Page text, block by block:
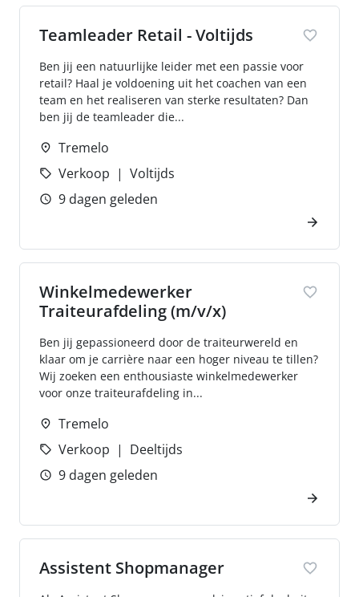
Teamleader Retail - Voltijds
Ben jij een natuurlijke leider met een passie voor
retail? Haal je voldoening uit het coachen van een
team en het realiseren van sterke resultaten? Dan
ben jij de teamleader die...
Tremelo
Verkoop
Voltijds
9 dagen geleden
Winkelmedewerker
Traiteurafdeling (m/v/x)
Ben jij gepassioneerd door de traiteurwereld en
klaar om je carrière naar een hoger niveau te tillen?
Wij zoeken een enthousiaste winkelmedewerker
voor onze traiteurafdeling in...
Tremelo
Verkoop
Deeltijds
9 dagen geleden
Assistent Shopmanager